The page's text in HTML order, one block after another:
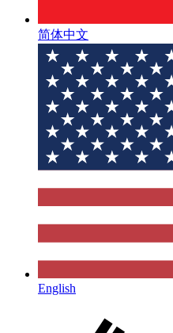
简体中文
English